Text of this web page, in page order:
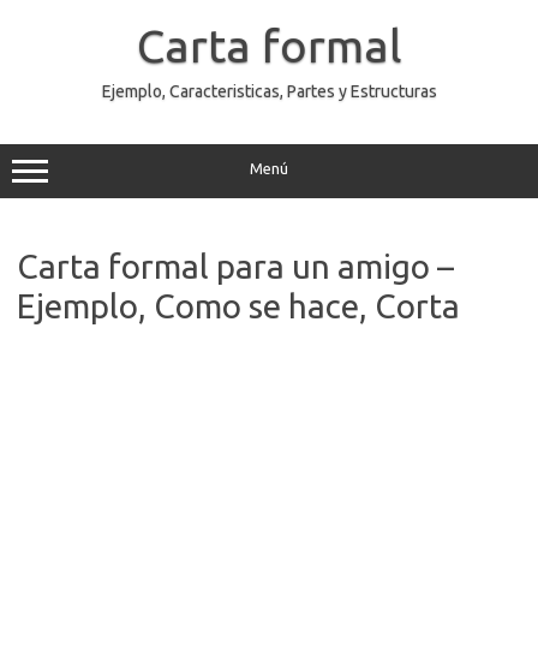
Carta formal
Ejemplo, Caracteristicas, Partes y Estructuras
Menú
Carta formal para un amigo –
Ejemplo, Como se hace, Corta